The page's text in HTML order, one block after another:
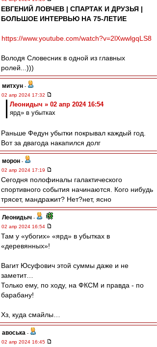
ЕВГЕНИЙ ЛОВЧЕВ | СПАРТАК И ДРУЗЬЯ |
БОЛЬШОЕ ИНТЕРВЬЮ НА 75-ЛЕТИЕ
https://www.youtube.com/watch?v=2lXwwlgqLS8
Володя Словесник в одной из главных
ролей...)))
митхун -
02 апр 2024 17:32
Леонидыч » 02 апр 2024 16:54
ярд» в убытках
Раньше Федун убытки покрывал каждый год.
Вот за двагода накапился долг
морон -
02 апр 2024 17:19
Сегодня полофиналы галактического
спортивного события начинаются. Кого нибудь
трясет, мандражит? Нет?нет, ясно
Леонидыч -
02 апр 2024 16:54
Там у «убогих» «ярд» в убытках в
«деревянных»!
Вагит Юсуфович этой суммы даже и не
заметит…
Только ему, по ходу, на ФКСМ и правда - по
барабану!
Хз, куда смайлы…
авоська -
02 апр 2024 16:45